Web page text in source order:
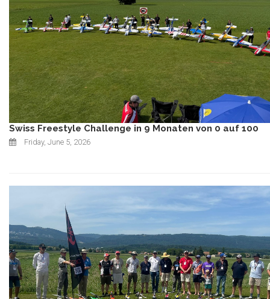
Swiss Freestyle Challenge in 9 Monaten von 0 auf 100
Friday, June 5, 2026